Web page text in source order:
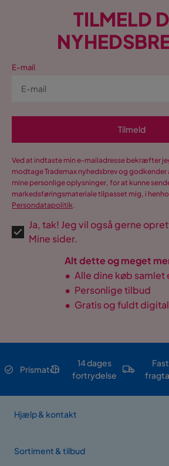
TILMELD
E-mail
Tilmeld
Ved at indtaste min e-mailadresse bekræfter
modtage Trademax nyhedsbrev og godkender
mine personlige oplysninger, for at kunne
markedsføringsmateriale tilpasset mig, i
Persondatapolitik.
Ja, tak! Jeg vil også gerne
Mine sider.
Alt dette og meget
• Alle dine køb samlet
• Personlige tilbud
• Gratis og fuldt
Prismatch
14 dages
fortrydelse
Hjælp & kontakt
Sortiment & tilbud